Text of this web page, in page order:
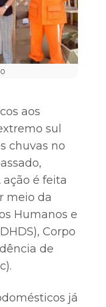
aos
sul
chuvas no
é feita
meio da
Humanos e
Corpo
de
já